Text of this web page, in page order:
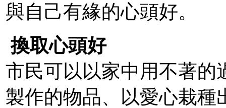
與自己有緣的心頭好。
換取心頭好
市民可以以家中用不著的
製作的物品、以愛心栽種